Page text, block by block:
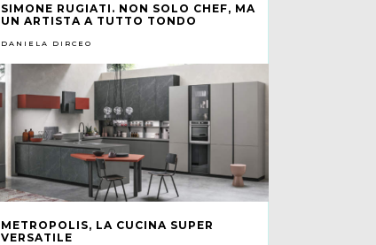
SIMONE RUGIATI. NON SOLO CHEF, MA
UN ARTISTA A TUTTO TONDO
DANIELA DIRCEO
METROPOLIS, LA CUCINA SUPER
VERSATILE